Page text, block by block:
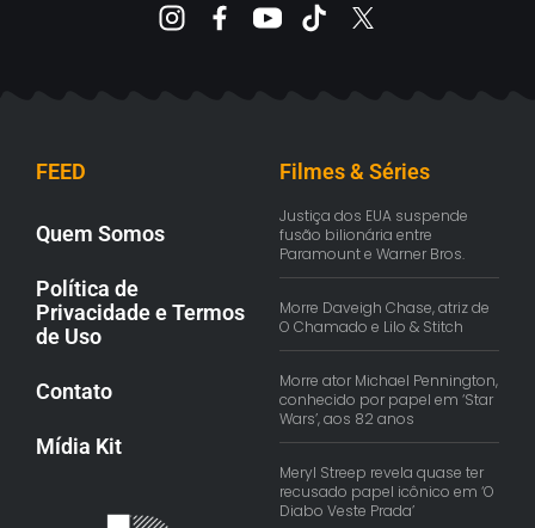
FEED
Quem Somos
Política de
Privacidade e Termos
de Uso
Contato
Mídia Kit
Filmes & Séries
Justiça dos EUA suspende
fusão bilionária entre
Paramount e Warner Bros.
Morre Daveigh Chase, atriz de
O Chamado e Lilo & Stitch
Morre ator Michael Pennington,
conhecido por papel em ‘Star
Wars’, aos 82 anos
Meryl Streep revela quase ter
recusado papel icônico em ‘O
Diabo Veste Prada’